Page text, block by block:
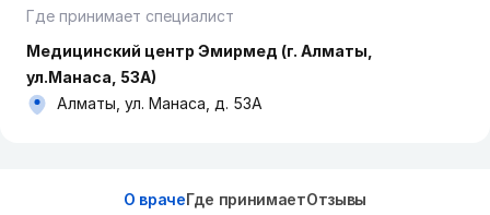
Где принимает специалист
Медицинский центр Эмирмед (г. Алматы,
ул.Манаса, 53А)
Алматы, ул. Манаса, д. 53А
О врачеГде принимаетОтзывы